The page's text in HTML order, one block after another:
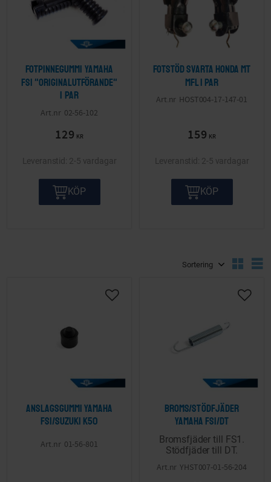
Fotpinnegummi Yamaha
FS1 "originalutförande"
1 par
02-56-102
129 KR
2-5 vardagar
KÖP
Fotstöd svarta Honda MT
mfl 1 par
HOST004-17-147-01
159 KR
2-5 vardagar
KÖP
Anslagsgummi Yamaha
FS1/Suzuki K50
01-56-801
Lägg till i önskelista
Broms/Stödfjäder
Yamaha FS1/DT
Bromsfjäder till FS1.
Stödfjäder till DT.
YHST007-01-56-204
Lägg